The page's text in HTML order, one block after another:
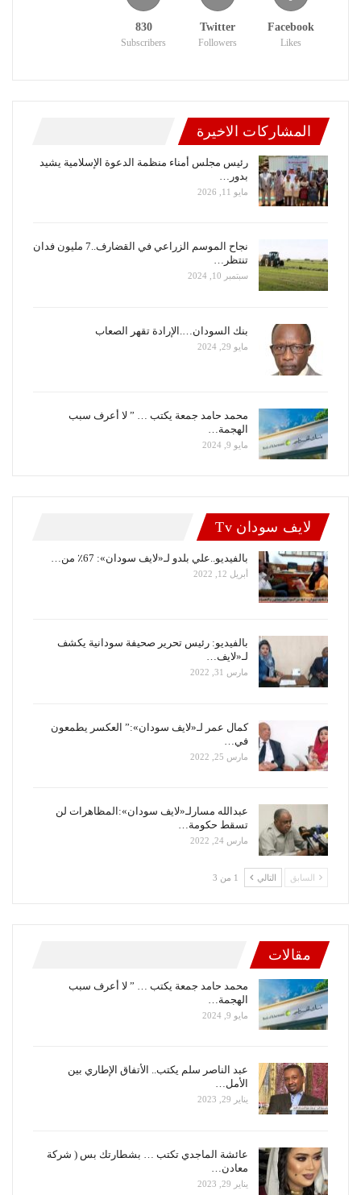
Facebook
Likes
Twitter
Followers
830
Subscribers
المشاركات الاخيرة
رئيس مجلس أمناء منظمة الدعوة الإسلامية يشيد
بدور…
مايو 11, 2026
نجاح الموسم الزراعي في القضارف..7 مليون فدان
تنتظر…
سبتمبر 10, 2024
بنك السودان….الإرادة تقهر الصعاب
مايو 29, 2024
محمد حامد جمعة يكتب … ” لا أعرف سبب
الهجمة…
مايو 9, 2024
لايف سودان Tv
بالفيديو..علي بلدو لـ«لايف سودان»: 67٪ من…
أبريل 12, 2022
بالفيديو: رئيس تحرير صحيفة سودانية يكشف
لـ«لايف…
مارس 31, 2022
كمال عمر لـ«لايف سودان»:” العكسر يطمعون
في…
مارس 25, 2022
عبدالله مسارلـ«لايف سودان»:المظاهرات لن
تسقط حكومة…
مارس 24, 2022
السابق التالي 1 من 3
مقالات
محمد حامد جمعة يكتب … ” لا أعرف سبب
الهجمة…
مايو 9, 2024
عبد الناصر سلم يكتب.. الأتفاق الإطاري بين
الأمل…
يناير 29, 2023
عائشة الماجدي تكتب … بشطارتك بس ( شركة
معادن…
يناير 29, 2023